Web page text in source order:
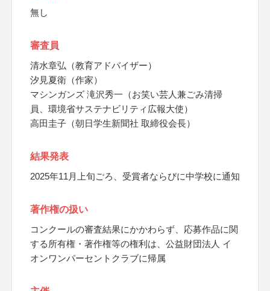
無し
審査員
清水章弘（教育アドバイザー）
汐見夏衛（作家）
マシンガンズ 滝沢秀一（お笑い芸人兼ごみ清掃
員、環境省サステナビリティ広報大使）
高田圭子（朝日学生新聞社 取締役会長）
結果発表
2025年11月上旬ごろ、受賞者ならびに中学校に通知
著作権の扱い
コンクールの審査結果にかかわらず、応募作品に関
する所有権・著作権等の権利は、公益財団法人 イ
オンワンパーセントクラブに帰属